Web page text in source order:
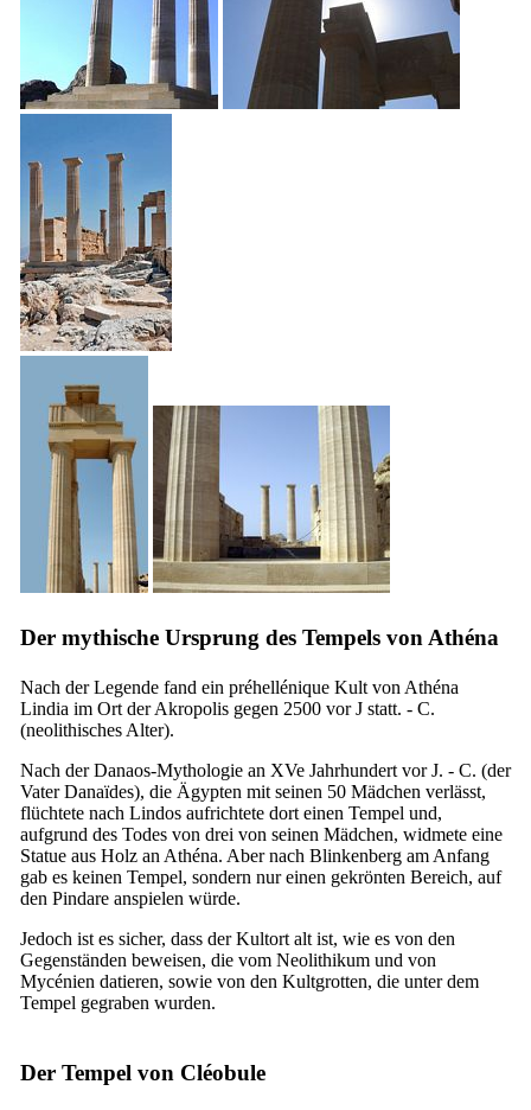
Der mythische Ursprung des Tempels von Athéna
Nach der Legende fand ein préhellénique Kult von Athéna
Lindia im Ort der Akropolis gegen 2500 vor J statt. - C.
(neolithisches Alter).
Nach der Danaos-Mythologie an XVe Jahrhundert vor J. - C. (der
Vater Danaïdes), die Ägypten mit seinen 50 Mädchen verlässt,
flüchtete nach Lindos aufrichtete dort einen Tempel und,
aufgrund des Todes von drei von seinen Mädchen, widmete eine
Statue aus Holz an Athéna. Aber nach Blinkenberg am Anfang
gab es keinen Tempel, sondern nur einen gekrönten Bereich, auf
den Pindare anspielen würde.
Jedoch ist es sicher, dass der Kultort alt ist, wie es von den
Gegenständen beweisen, die vom Neolithikum und von
Mycénien datieren, sowie von den Kultgrotten, die unter dem
Tempel gegraben wurden.
Der Tempel von Cléobule